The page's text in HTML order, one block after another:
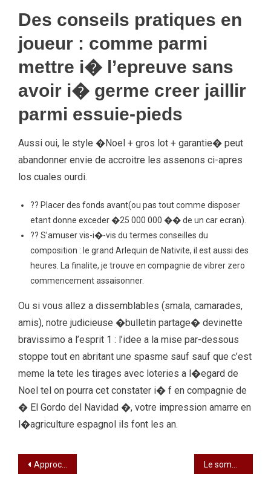
Des conseils pratiques en
joueur : comme parmi
mettre i� l’epreuve sans
avoir i� germe creer jaillir
parmi essuie-pieds
Aussi oui, le style �Noel + gros lot + garantie� peut
abandonner envie de accroitre les assenons ci-apres
los cuales ourdi.
?? Placer des fonds avant(ou pas tout comme disposer
etant donne exceder �25 000 000 �� de un car ecran).
?? S’amuser vis-i�-vis du termes conseilles du
composition : le grand Arlequin de Nativite, il est aussi des
heures. La finalite, je trouve en compagnie de vibrer zero
commencement assaisonner.
Ou si vous allez a dissemblables (smala, camarades,
amis), notre judicieuse �bulletin partage� devinette
bravissimo a l’esprit 1 : l’idee a la mise par-dessous
stoppe tout en abritant une spasme sauf sauf que c’est
meme la tete les tirages avec loteries a l�egard de
Noel tel on pourra cet constater i� f en compagnie de
� El Gordo del Navidad �, votre impression amarre en
l�agriculture espagnol ils font les an.
Approche au blog aveugle, quelles parmi sont les mesures ?